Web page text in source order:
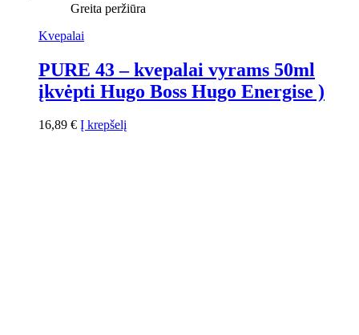
Greita peržiūra
Kvepalai
PURE 43 – kvepalai vyrams 50ml
įkvėpti Hugo Boss Hugo Energise )
16,89 € Į krepšelį